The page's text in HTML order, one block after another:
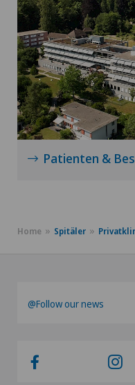
Patienten &
Home Spitäler
@Follow our news